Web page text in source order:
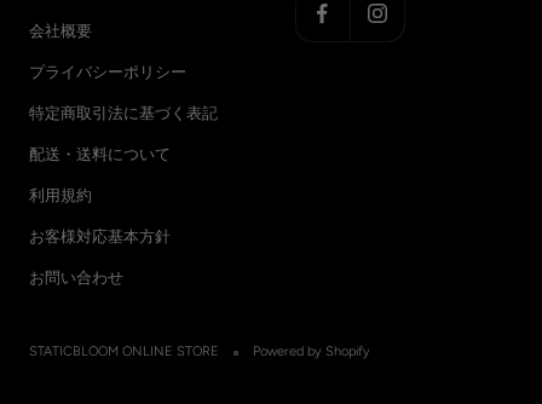
会社概要
プライバシーポリシー
特定商取引法に基づく表記
配送・送料について
利用規約
お客様対応基本方針
お問い合わせ
STATICBLOOM ONLINE STORE Powered by Shopify